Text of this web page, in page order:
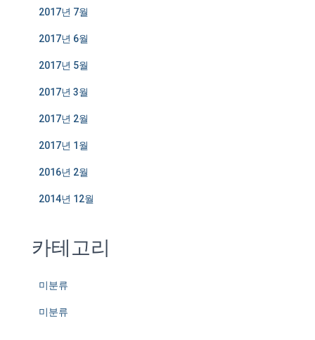
2017년 7월
2017년 6월
2017년 5월
2017년 3월
2017년 2월
2017년 1월
2016년 2월
2014년 12월
카테고리
미분류
미분류